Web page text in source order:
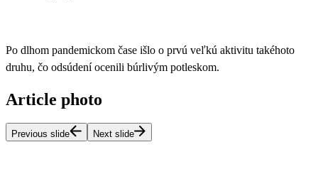
Po dlhom pandemickom čase išlo o prvú veľkú aktivitu takéhoto
druhu, čo odsúdení ocenili búrlivým potleskom.
Article photo
Previous slide Next slide